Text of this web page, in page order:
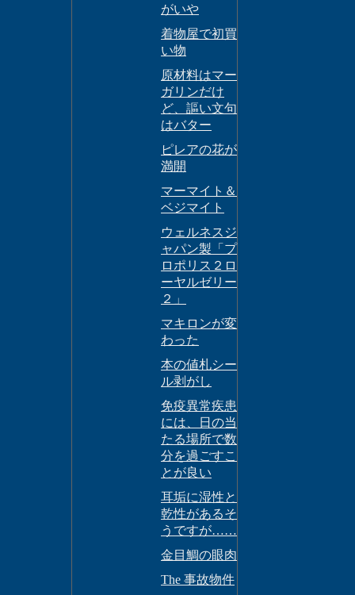
がいや
着物屋で初買
い物
原材料はマー
ガリンだけ
ど、謳い文句
はバター
ピレアの花が
満開
マーマイト＆
ベジマイト
ウェルネスジ
ャパン製「プ
ロポリス２ロ
ーヤルゼリー
２」
マキロンが変
わった
本の値札シー
ル剥がし
免疫異常疾患
には、日の当
たる場所で数
分を過ごすこ
とが良い
耳垢に湿性と
乾性があるそ
うですが……
金目鯛の眼肉
The 事故物件